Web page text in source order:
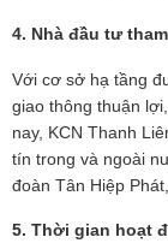
4. Nhà đầu tư
Với cơ sở hạ tầng
giao thông thuận
nay, KCN Thanh
tín trong và ngoài
đoàn Tân Hiệp
5. Thời gian hoạt